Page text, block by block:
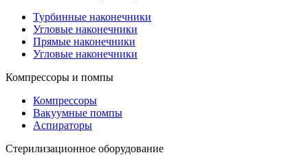
Турбинные наконечники
Угловые наконечники
Прямые наконечники
Угловые наконечники
Компрессоры и помпы
Компрессоры
Вакуумные помпы
Аспираторы
Стерилизационное оборудование